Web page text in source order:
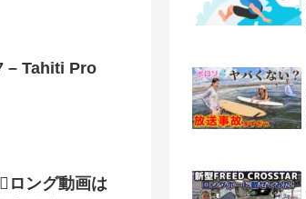
– Tahiti Pro
ロング動画は